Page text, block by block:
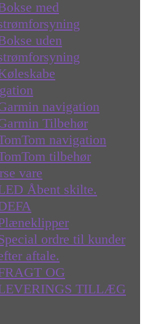
med
uden
navigation
Tilbehør
navigation
tilbehør
vare
Åbent skilte.
ordre til kunder
aftale.
OG
TILLÆG